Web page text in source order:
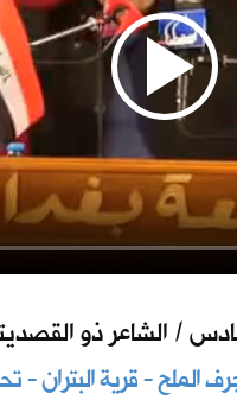
/ الشاعر ذو
الملح - قرية البتران